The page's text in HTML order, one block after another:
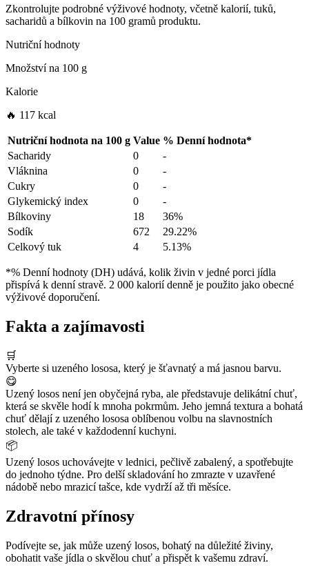
Zkontrolujte podrobné výživové hodnoty, včetně kalorií, tuků,
sacharidů a bílkovin na 100 gramů produktu.
Nutriční hodnoty
Množství na 100 g
Kalorie
🔥 117 kcal
Nutriční hodnota na 100 g Value % Denní hodnota*
Sacharidy
0
-
Vláknina
0
-
Cukry
0
-
Glykemický index
0
-
Bílkoviny
18
36%
Sodík
672
29.22%
Celkový tuk
4 5.13%
*% Denní hodnoty (DH) udává, kolik živin v jedné porci jídla
přispívá k denní stravě. 2 000 kalorií denně je použito jako obecné
výživové doporučení.
Fakta a zajímavosti
🛒
Vyberte si uzeného lososa, který je šťavnatý a má jasnou barvu.
😋
Uzený losos není jen obyčejná ryba, ale představuje delikátní chuť,
která se skvěle hodí k mnoha pokrmům. Jeho jemná textura a bohatá
chuť dělají z uzeného lososa oblíbenou volbu na slavnostních
stolech, ale také v každodenní kuchyni.
📦
Uzený losos uchovávejte v lednici, pečlivě zabalený, a spotřebujte
do jednoho týdne. Pro delší skladování ho zmrazte v uzavřené
nádobě nebo mrazicí tašce, kde vydrží až tři měsíce.
Zdravotní přínosy
Podívejte se, jak může uzený losos, bohatý na důležité živiny,
obohatit vaše jídla o skvělou chuť a přispět k vašemu zdraví.